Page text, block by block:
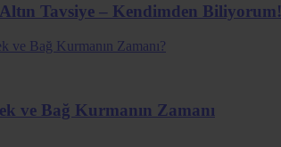
Tavsiye – Kendimden Biliyorum!
ve Bağ Kurmanın Zamanı